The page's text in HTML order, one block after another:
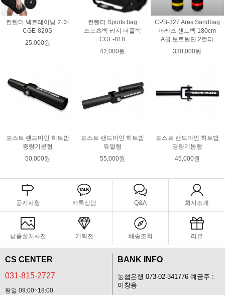
컨텐더 넥트레이닝 기어
CGE-820S
25,000원
컨텐더 Sports bag
스포츠백 라지 더플백
CGE-818
42,000원
CPB-327 Ares Sandbag
아레스 샌드백 180cm
A급 보트원단 2컬러
330,000원
포스트 랜드마인 히트밤
중량기본형
50,000원
포스트 랜드마인 히트밤
듀얼형
55,000원
포스트 랜드마인 히트밤
경량기본형
45,000원
공지사항 카톡상담 Q&A 회사소개
납품설치사진 기획전 배송조회 리뷰
CS CENTER
031-815-2727
평일 09:00~18:00
BANK INFO
농협은행 073-02-341776 예금주 :
이창용